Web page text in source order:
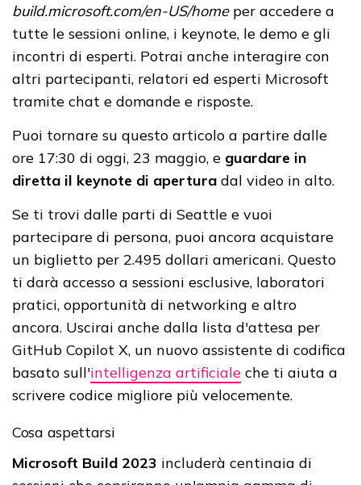
build.microsoft.com/en-US/homeper accedere a
tutte le sessioni online, i keynote, le demo e gli
incontri di esperti. Potrai anche interagire con
altri partecipanti, relatori ed esperti Microsoft
tramite chat e domande e risposte.
Puoi tornare su questo articolo a partire dalle
ore 17:30 di oggi, 23 maggio, e guardare in
diretta il keynote di apertura dal video in alto.
Se ti trovi dalle parti di Seattle e vuoi
partecipare di persona, puoi ancora acquistare
un biglietto per 2.495 dollari americani. Questo
ti darà accesso a sessioni esclusive, laboratori
pratici, opportunità di networking e altro
ancora. Uscirai anche dalla lista d'attesa per
GitHub Copilot X, un nuovo assistente di codifica
basato sull'intelligenza artificiale che ti aiuta a
scrivere codice migliore più velocemente.
Cosa aspettarsi
Microsoft Build 2023 includerà centinaia di